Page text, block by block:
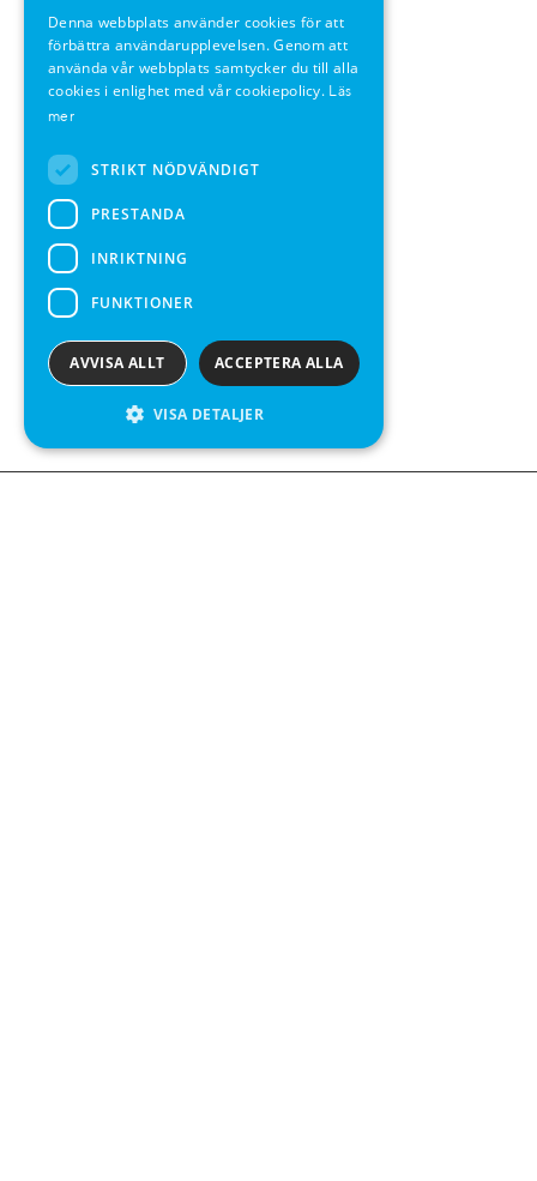
SWEDISH
FRENCH
Denna webbplats använder cookies för att
förbättra användarupplevelsen. Genom att
använda vår webbplats samtycker du till alla
cookies i enlighet med vår cookiepolicy. Läs
mer
STRIKT NÖDVÄNDIGT
PRESTANDA
INRIKTNING
FUNKTIONER
ACCEPTERA ALLA
AVVISA ALLT
VISA DETALJER